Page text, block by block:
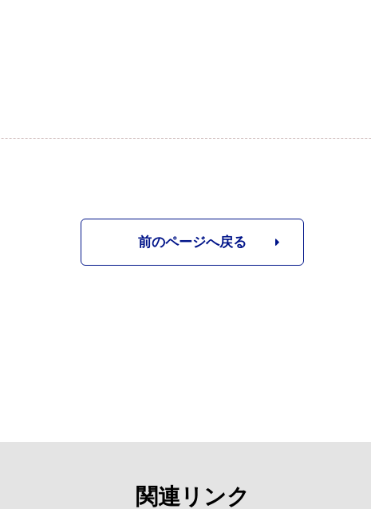
前のページへ戻る
関連リンク